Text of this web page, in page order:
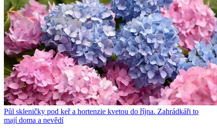
Půl skleničky pod keř a hortenzie kvetou do října. Zahrádkáři to
mají doma a nevědí